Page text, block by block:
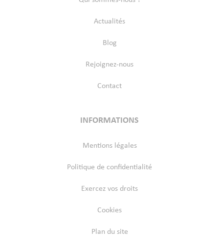
Actualités
Blog
Rejoignez-nous
Contact
INFORMATIONS
Mentions légales
Politique de confidentialité
Exercez vos droits
Cookies
Plan du site